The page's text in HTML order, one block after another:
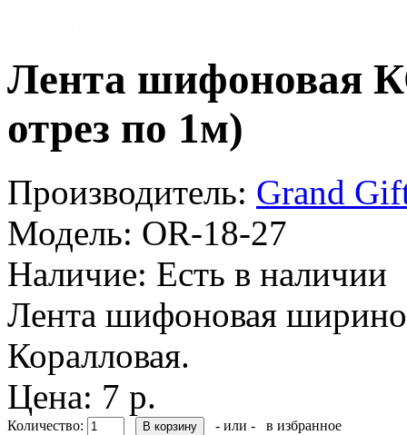
Лента шифоновая
отрез по 1м)
Производитель: Grand
Модель: OR-18-27
Наличие: Есть в наличии
Лента шифоновая
Коралловая.
Цена: 7 р.
Количество: - или - в избранное